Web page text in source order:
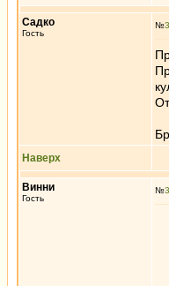
Садко
Гость
№
Наверх
Винни
Гость
№